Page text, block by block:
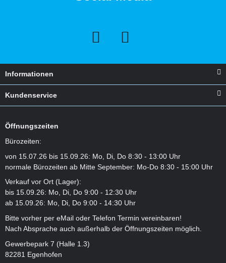
Informationen
Kundenservice
Öffnungszeiten
Bürozeiten:
von 15.07.26 bis 15.09.26: Mo, Di, Do 8:30 - 13:00 Uhr
normale Bürozeiten ab Mitte September: Mo-Do 8:30 - 15:00 Uhr
Verkauf vor Ort (Lager):
bis 15.09.26: Mo, Di, Do 9:00 - 12:30 Uhr
ab 15.09.26: Mo, Di, Do 9:00 - 14:30 Uhr
Bitte vorher per eMail oder Telefon Termin vereinbaren!
Nach Absprache auch außerhalb der Öffnungszeiten möglich.
Gewerbepark 7 (Halle 1.3)
82281 Egenhofen